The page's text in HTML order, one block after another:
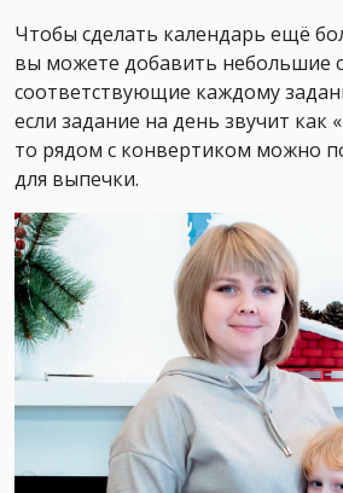
Чтобы сделать календарь ещё
вы можете добавить небольшие
соответствующие каждому
если задание на день звучит как
то рядом с конвертиком можно
для выпечки.